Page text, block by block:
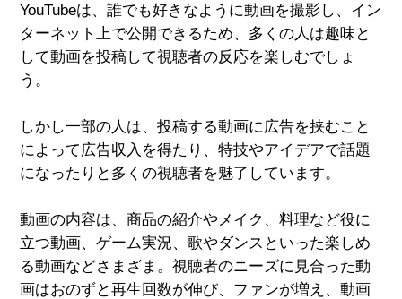
YouTubeは、誰でも好きなように動画を撮影し、イン
ターネット上で公開できるため、多くの人は趣味と
して動画を投稿して視聴者の反応を楽しむでしょ
う。
しかし一部の人は、投稿する動画に広告を挟むこと
によって広告収入を得たり、特技やアイデアで話題
になったりと多くの視聴者を魅了しています。
動画の内容は、商品の紹介やメイク、料理など役に
立つ動画、ゲーム実況、歌やダンスといった楽しめ
る動画などさまざま。視聴者のニーズに見合った動
画はおのずと再生回数が伸び、ファンが増え、動画